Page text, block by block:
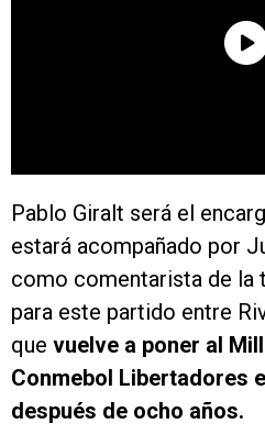
Pablo Giralt será el
estará acompañado por
como comentarista de la
para este partido entre
que vuelve a poner al
Conmebol Libertadores
después de ocho años.